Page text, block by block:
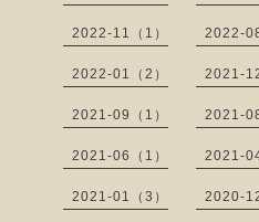
2022-11（1） 2022-
2022-01（2） 2021-
2021-09（1） 2021-
2021-06（1） 2021-
2021-01（3） 2020-